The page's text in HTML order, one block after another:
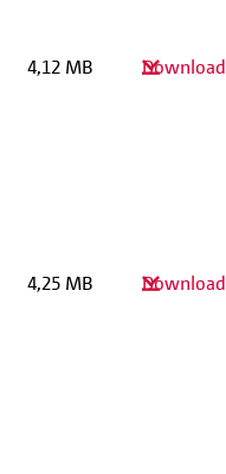
4,12 MB Download
4,25 MB Download